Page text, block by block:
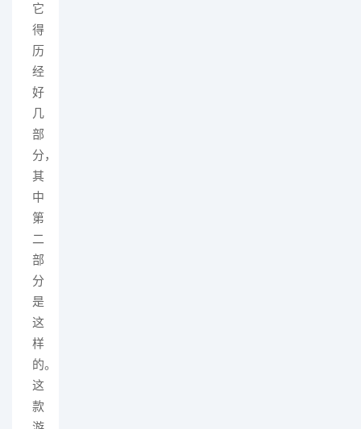
它
得
历
经
好
几
部
分，
其
中
第
二
部
分
是
这
样
的。
这
款